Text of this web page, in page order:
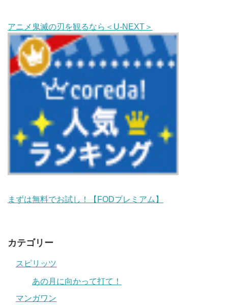
アニメ鬼滅の刃を観るなら＜U-NEXT＞
まずは無料でお試し！【FODプレミアム】
カテゴリー
スピリッツ
あの月に向かって打て！
マンガワン